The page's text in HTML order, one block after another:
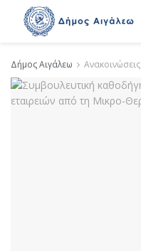
Δήμος Αιγάλεω Ανακοινώσεις